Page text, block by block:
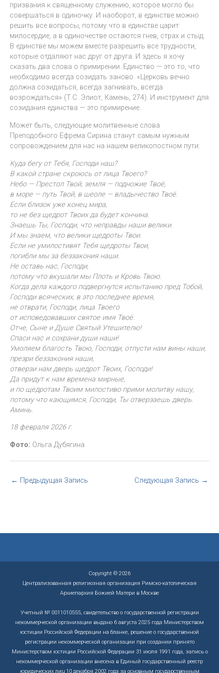
призвания к священному служению, которое могло бы
совершаться в одиночку. И наоборот, в единстве можно
решить все вопросы, потому что в единстве царит
милосердие, а в одиночестве остаются гнев, страх и стыд.
В единстве мы можем вместе разрешить все трудности,
которые отдаляют нас друг от друга. И здесь я хочу
сказать два слова о примирении. Единство — это то, что
необходимо всегда созидать заново. «Церковь вечно
должна созидаться, всегда загнивать, всегда
возрождаться» (Т.С. Элиот, Камень, 274). И инструмент для
созидания единства — это примирение.
Может быть, следующие молитвенные слова
Преподобного Ефрема Сирина станут самым нужным
сопровождением для нас на нашем великопостном пути:
Куда бегу от Тебя, Господи наш?
В какой стране скроюсь от лица Твоего?
Небо — Престол Твой, земля — подножие Твоё,
в море — путь Твой, в шеоле — владычество Твоё.
Если близок уже конец мира,
то не без щедрот Твоих да будет кончина.
Знаешь Ты, Господи, что неправды наши велики.
И мы знаем, что велики щедроты Твои.
Если не умилостивят Тебя щедроты Твои,
погибли мы за беззакония наши.
Не оставь нас, Господи,
потому что вкушали мы Плоть и Кровь Твою.
Когда дела каждого подвергнутся испытанию пред Тобой,
Господи всяческих, в это последнее время,
не отврати, Господи, лица Твоего
от исповедовавших святое имя Твоё.
Отче, Сыне и Душе Святый Утешителю!
Спаси нас и сохрани души наши!
Умоляем благость Твою, Господи, отпусти нам вины наши,
презри беззакония наши,
отверзи нам дверь щедрот Твоих, Господи!
Да придут к нам времена мирные,
и по щедротам Твоим милостиво прими молитву нашу,
потому что кающимся, Господи, Ты отверзаешь дверь.
Аминь.
18 февраля 2026 г.
Фото: Ольга Дубягина
← Предыдущая Запись Следующая Запись →
Copyright © 2026
Централизованная религиозная организация Римско-католическая
Архиепархия Божией Матери в Москве
Учетный № 0011010555, свидетельство о государственной регистрации
некоммерческой организации выдано 6 августа 2025 года Министерством
юстиции Российской Федерации на бланке, решение о государственной
регистрации некоммерческой организации при создании принято
Министерством юстиции Российской Федерации 31 июля 1991 года, запись о
некоммерческой организации внесена в Единый государственный реестр
юридических лиц 10 декабря 2002 года за основным государственным